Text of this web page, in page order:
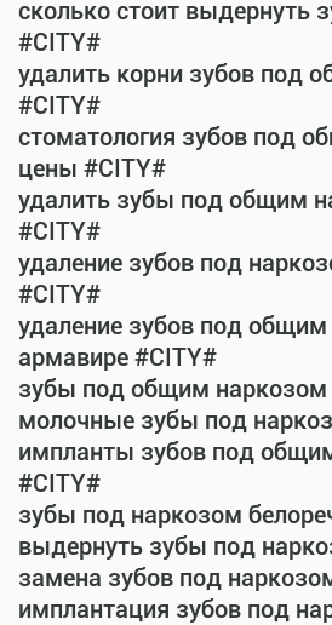
сколько стоит выдернуть
#CITY#
удалить корни зубов под
#CITY#
стоматология зубов под
цены #CITY#
удалить зубы под общим
#CITY#
удаление зубов под
#CITY#
удаление зубов под
армавире #CITY#
зубы под общим наркозом
молочные зубы под
импланты зубов под
#CITY#
зубы под наркозом
выдернуть зубы под
замена зубов под
имплантация зубов под